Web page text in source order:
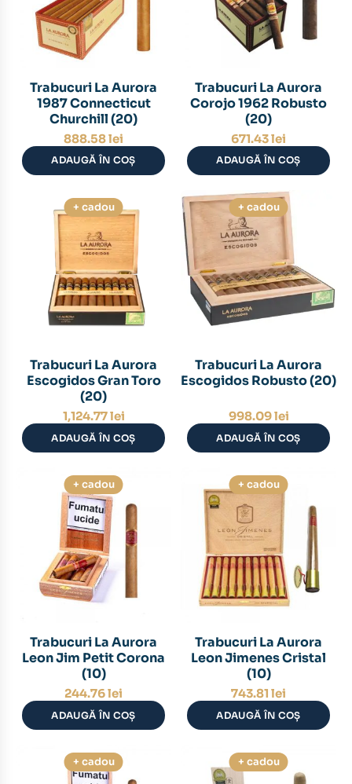
Trabucuri La Aurora
1987 Connecticut
Churchill (20)
888.58lei
ADAUGĂ ÎN COȘ
Trabucuri La Aurora
Corojo 1962 Robusto
(20)
671.43lei
ADAUGĂ ÎN COȘ
+ cadou
Trabucuri La Aurora
Escogidos Gran Toro
(20)
1,124.77lei
ADAUGĂ ÎN COȘ
+ cadou
Trabucuri La Aurora
Escogidos Robusto (20)
998.09lei
ADAUGĂ ÎN COȘ
+ cadou
Trabucuri La Aurora
Leon Jim Petit Corona
(10)
244.76lei
ADAUGĂ ÎN COȘ
+ cadou
Trabucuri La Aurora
Leon Jimenes Cristal
(10)
743.81 lei
ADAUGĂ ÎN COȘ
+ cadou + cadou